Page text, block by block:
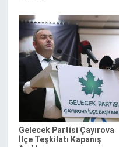
Gelecek Partisi Çayırova
İlçe Teşkilatı Kapanış